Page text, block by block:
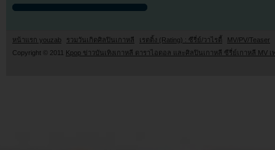
หน้าแรก youzab รวมวันเกิดศิลปินเกาหลี เรตติ้ง (Rating) : ซีรี่ย์/วาไรตี้
MV/PV/Teaser
Copyright © 2011 Kpop ข่าวบันเทิงเกาหลี ดาราไอดอล และศิลปินเกาหลี ซีรี่ย์เกาหลี MV